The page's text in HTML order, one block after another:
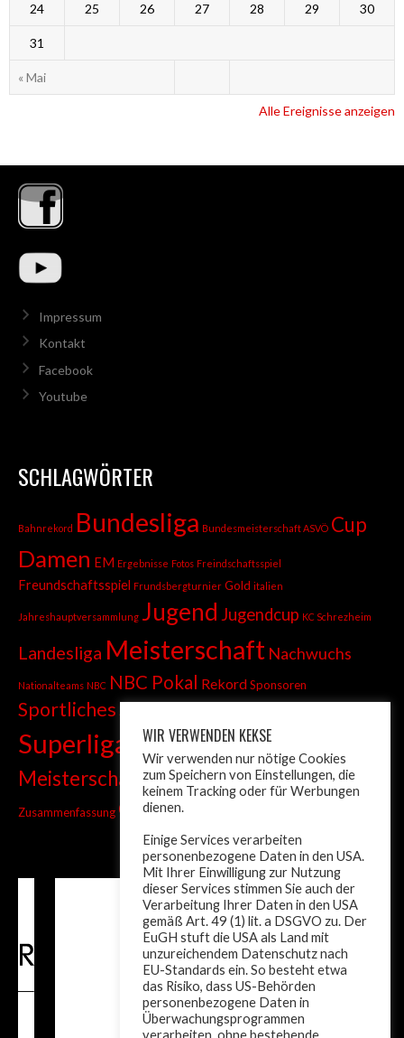
« Mai
24 25 26 27 28 29 30
31
Alle Ereignisse anzeigen
Impressum
Kontakt
Facebook
Youtube
SCHLAGWÖRTER
Bahnrekord Bundesliga Bundesmeisterschaft ASVÖ Cup
Damen EM Ergebnisse Fotos Freindschaftsspiel
Freundschaftsspiel Frundsbergturnier Gold italien
Jahreshauptversammlung Jugend Jugendcup KC Schrezheim
Landesliga Meisterschaft Nachwuchs
Nationalteams NBC NBC Pokal RekordSponsoren
SportlichesSprint
Superliga TandemTiroler Liga
Meisterschaft Trainer Turnier Weltcup wm
Zusammenfassung ÖM Österreich
WIR VERWENDEN KEKSE
Wir verwenden nur nötige Cookies
zum Speichern von Einstellungen, die
keinem Tracking oder für Werbungen
dienen.
Einige Services verarbeiten
personenbezogene Daten in den USA.
Mit Ihrer Einwilligung zur Nutzung
dieser Services stimmen Sie auch der
Verarbeitung Ihrer Daten in den USA
gemäß Art. 49 (1) lit. a DSGVO zu. Der
EuGH stuft die USA als Land mit
unzureichendem Datenschutz nach
EU-Standards ein. So besteht etwa
das Risiko, dass US-Behörden
personenbezogene Daten in
Überwachungsprogrammen
verarbeiten, ohne bestehende